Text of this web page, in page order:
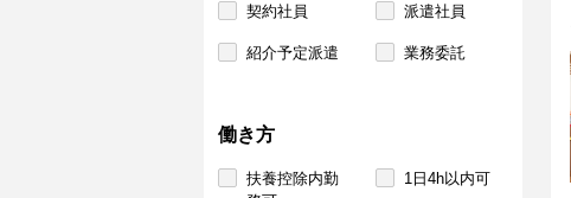
契約社員 派遣社員
紹介予定派遣 業務委託
働き方
扶養控除内勤
1日4h以内可